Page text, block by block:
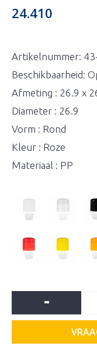
24.410
Artikelnummer:
Beschikbaarheid:
Afmeting : 26.9 x
Diameter : 26.9
Vorm : Rond
Kleur : Roze
Materiaal : PP
-